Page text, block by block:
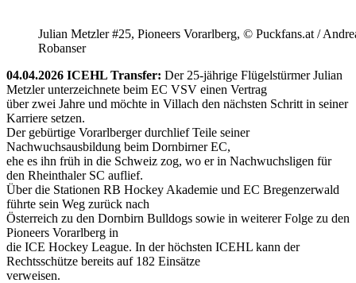
Julian Metzler #25, Pioneers Vorarlberg, © Puckfans.at /
Robanser
04.04.2026 ICEHL Transfer: Der 25-jährige Flügelstürmer Julian
Metzler unterzeichnete beim EC VSV einen Vertrag
über zwei Jahre und möchte in Villach den nächsten Schritt in seiner
Karriere setzen.
Der gebürtige Vorarlberger durchlief Teile seiner
Nachwuchsausbildung beim Dornbirner EC,
ehe es ihn früh in die Schweiz zog, wo er in Nachwuchsligen für
den Rheinthaler SC auflief.
Über die Stationen RB Hockey Akademie und EC Bregenzerwald
führte sein Weg zurück nach
Österreich zu den Dornbirn Bulldogs sowie in weiterer Folge zu den
Pioneers Vorarlberg in
die ICE Hockey League. In der höchsten ICEHL kann der
Rechtsschütze bereits auf 182 Einsätze
verweisen.